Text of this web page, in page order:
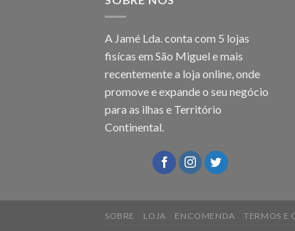
A Jamé Lda. conta com 5 lojas
fisícas em São Miguel e mais
recentemente a loja online, onde
promove e expande o seu negócio
para as ilhas e Território
Continental.
SOBRE LOJA ENCOMENDA TERMOS E